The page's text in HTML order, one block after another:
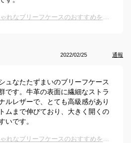
【メンズ】小さめでおしゃれなブリーフケースのおすすめを教えてください。
2022/02/25 通報
ュなたたずまいのブリーフケース
です。牛革の表面に繊細なストラ
ルレザーで、とても高級感があり
ムまで伸びており、大きく開くの
いです。
【メンズ】小さめでおしゃれなブリーフケースのおすすめを教えてください。